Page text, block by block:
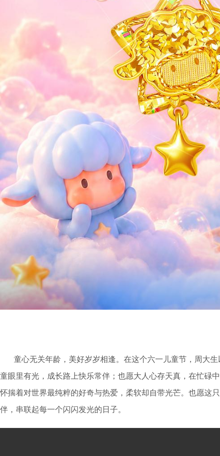
童心无关年龄，美好岁岁相逢。在这个六一儿童节，周大生
童眼里有光，成长路上快乐常伴；也愿大人心存天真，在忙碌
怀揣着对世界最纯粹的好奇与热爱，柔软却自带光芒。也愿这
伴，串联起每一个闪闪发光的日子。